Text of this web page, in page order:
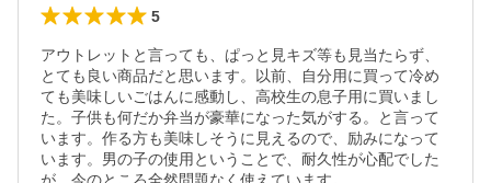
5
アウトレットと言っても、ぱっと見キズ等も見当たらず、
とても良い商品だと思います。以前、自分用に買って冷め
ても美味しいごはんに感動し、高校生の息子用に買いまし
た。子供も何だか弁当が豪華になった気がする。と言って
います。作る方も美味しそうに見えるので、励みになって
います。男の子の使用ということで、耐久性が心配でした